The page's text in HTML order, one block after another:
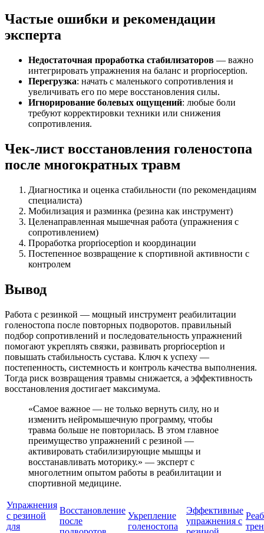
Частые ошибки и рекомендации
эксперта
Недостаточная проработка стабилизаторов — важно
интегрировать упражнения на баланс и proprioception.
Перегрузка: начать с маленького сопротивления и
увеличивать его по мере восстановления силы.
Игнорирование болевых ощущений: любые боли
требуют корректировки техники или снижения
сопротивления.
Чек-лист восстановления голеностопа
после многократных травм
Диагностика и оценка стабильности (по рекомендациям
специалиста)
Мобилизация и разминка (резина как инструмент)
Целенаправленная мышечная работа (упражнения с
сопротивлением)
Проработка proprioception и координации
Постепенное возвращение к спортивной активности с
контролем
Вывод
Работа с резинкой — мощный инструмент реабилитации
голеностопа после повторных подворотов. правильный
подбор сопротивлений и последовательность упражнений
помогают укреплять связки, развивать proprioception и
повышать стабильность сустава. Ключ к успеху —
постепенность, системность и контроль качества выполнения.
Тогда риск возвращения травмы снижается, а эффективность
восстановления достигает максимума.
«Самое важное — не только вернуть силу, но и
изменить нейромышечную программу, чтобы
травма больше не повторилась. В этом главное
преимущество упражнений с резиной —
активировать стабилизирующие мышцы и
восстанавливать моторику.» — эксперт с
многолетним опытом работы в реабилитации и
спортивной медицине.
Упражнения
с резиной
для
Восстановление
после
Укрепление
голеностопа
Эффективные
упражнения с